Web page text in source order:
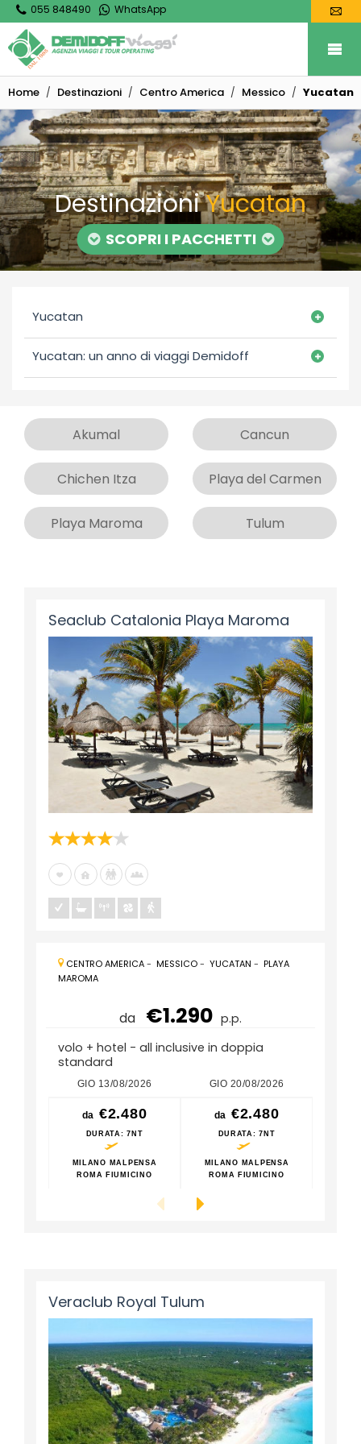
055 848490 WhatsApp
Home Destinazioni Centro America Messico Yucatan
DestinazioniYucatan
SCOPRI I PACCHETTI
Yucatan
Yucatan: un anno di viaggi Demidoff
Akumal Cancun
Chichen Itza Playa del Carmen
Playa Maroma Tulum
Seaclub Catalonia Playa Maroma
CENTRO AMERICA- MESSICO- YUCATAN - PLAYA
MAROMA
da €1.290 p.p.
volo + hotel - all inclusive in doppia
standard
GIO 13/08/2026
da €2.480
DURATA: 7NT
MILANO MALPENSA
ROMA FIUMICINO
GIO 20/08/2026
da €2.480
DURATA: 7NT
MILANO MALPENSA
ROMA FIUMICINO
Veraclub Royal Tulum